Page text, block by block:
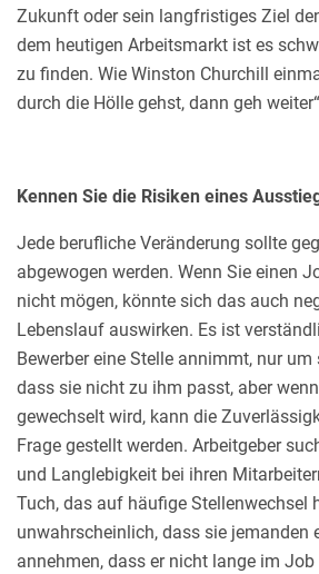
Zukunft oder sein langfristiges Ziel
dem heutigen Arbeitsmarkt ist es
zu finden. Wie Winston Churchill
durch die Hölle gehst, dann geh
Kennen Sie die Risiken eines
Jede berufliche Veränderung sollte
abgewogen werden. Wenn Sie einen
nicht mögen, könnte sich das auch
Lebenslauf auswirken. Es ist
Bewerber eine Stelle annimmt, nur
dass sie nicht zu ihm passt, aber
gewechselt wird, kann die
Frage gestellt werden. Arbeitgeber
und Langlebigkeit bei ihren
Tuch, das auf häufige Stellenwechsel
unwahrscheinlich, dass sie jemanden
annehmen, dass er nicht lange im